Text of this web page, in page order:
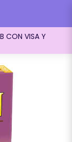
CON VISA Y